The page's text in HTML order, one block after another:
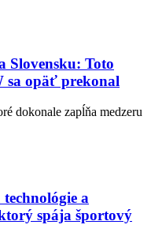
Slovensku: Toto
sa opäť prekonal
dokonale zapĺňa medzeru
a
spája športový